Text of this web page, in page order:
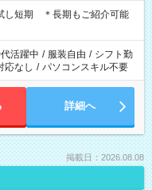
し短期 ＊長期もご紹介可能
活躍中 / 服装自由 / シフト勤
応なし / パソコンスキル不要
詳細へ
掲載日：2026.08.08